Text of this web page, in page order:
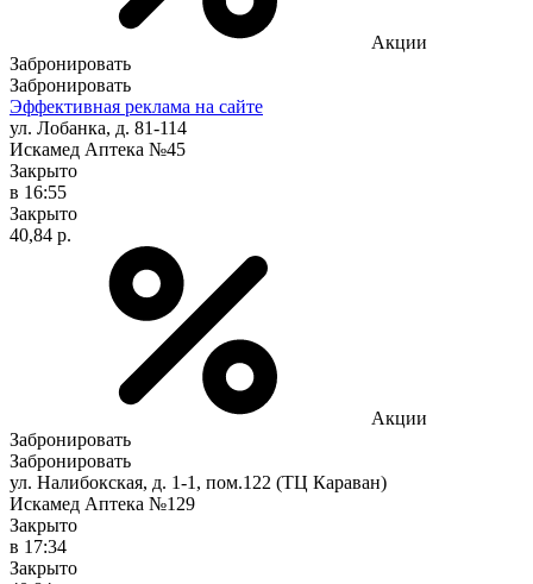
Акции
Забронировать
Забронировать
Эффективная реклама на сайте
ул. Лобанка, д. 81-114
Искамед Аптека №45
Закрыто
в 16:55
Закрыто
40,84 р.
Акции
Забронировать
Забронировать
ул. Налибокская, д. 1-1, пом.122 (ТЦ Караван)
Искамед Аптека №129
Закрыто
в 17:34
Закрыто